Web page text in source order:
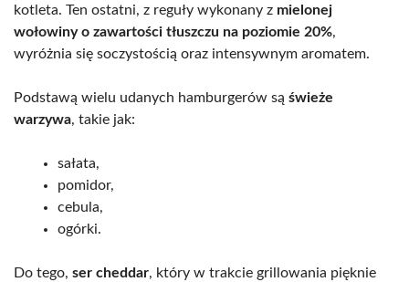
kotleta. Ten ostatni, z reguły wykonany z mielonej
wołowiny o zawartości tłuszczu na poziomie 20%,
wyróżnia się soczystością oraz intensywnym aromatem.
Podstawą wielu udanych hamburgerów są świeże
warzywa, takie jak:
sałata,
pomidor,
cebula,
ogórki.
Do tego, ser cheddar, który w trakcie grillowania pięknie